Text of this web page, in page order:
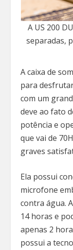
A US 200
separadas,
A caixa de
para
com um
deve ao fato
potência e
que vai de
graves
Ela possui
microfone
contra água.
14 horas e
apenas 2
possui a